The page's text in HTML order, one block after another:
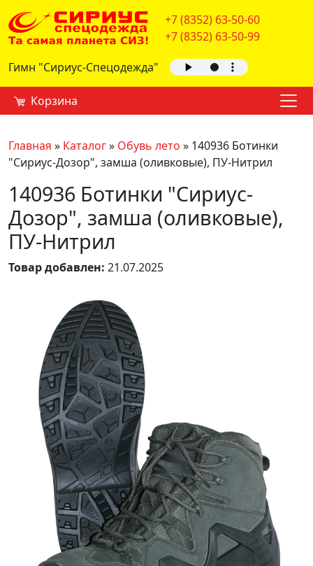
+7 (8352) 63-50-60
+7 (8352) 63-50-99
Гимн "Сириус-Спецодежда"
Корзина
Главная » Каталог» Обувь лето » 140936 Ботинки
"Сириус-Дозор", замша (оливковые), ПУ-Нитрил
140936 Ботинки "Сириус-
Дозор", замша (оливковые),
ПУ-Нитрил
Товар добавлен: 21.07.2025